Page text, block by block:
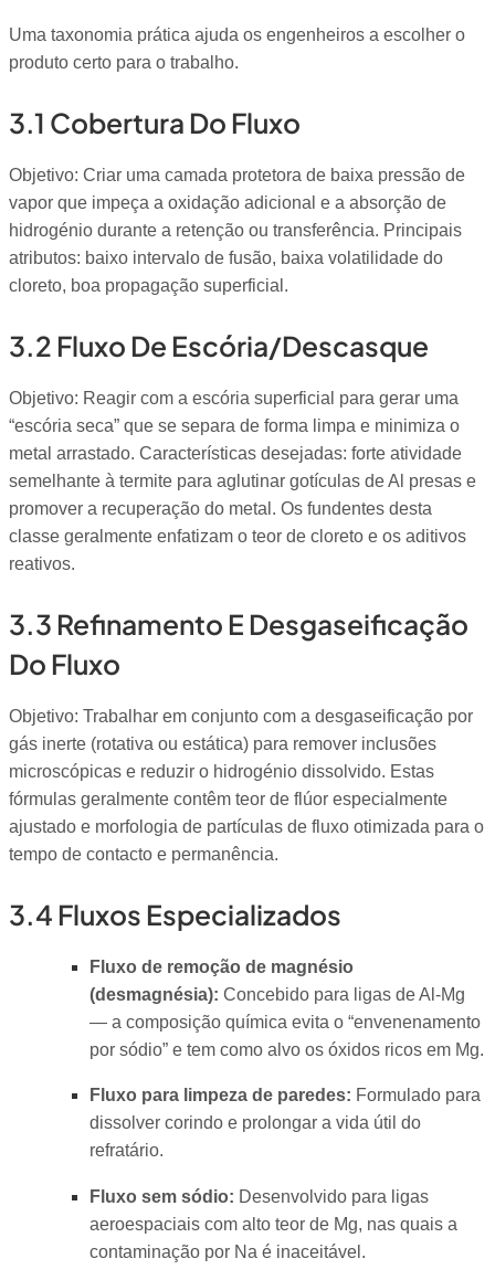
Uma taxonomia prática ajuda os engenheiros a escolher o
produto certo para o trabalho.
3.1 Cobertura Do Fluxo
Objetivo: Criar uma camada protetora de baixa pressão de
vapor que impeça a oxidação adicional e a absorção de
hidrogénio durante a retenção ou transferência. Principais
atributos: baixo intervalo de fusão, baixa volatilidade do
cloreto, boa propagação superficial.
3.2 Fluxo De Escória/descasque
Objetivo: Reagir com a escória superficial para gerar uma
“escória seca” que se separa de forma limpa e minimiza o
metal arrastado. Características desejadas: forte atividade
semelhante à termite para aglutinar gotículas de Al presas e
promover a recuperação do metal. Os fundentes desta
classe geralmente enfatizam o teor de cloreto e os aditivos
reativos.
3.3 Refinamento E Desgaseificação
Do Fluxo
Objetivo: Trabalhar em conjunto com a desgaseificação por
gás inerte (rotativa ou estática) para remover inclusões
microscópicas e reduzir o hidrogénio dissolvido. Estas
fórmulas geralmente contêm teor de flúor especialmente
ajustado e morfologia de partículas de fluxo otimizada para o
tempo de contacto e permanência.
3.4 Fluxos Especializados
Fluxo de remoção de magnésio
(desmagnésia): Concebido para ligas de Al-Mg
— a composição química evita o “envenenamento
por sódio” e tem como alvo os óxidos ricos em Mg.
Fluxo para limpeza de paredes: Formulado para
dissolver corindo e prolongar a vida útil do
refratário.
Fluxo sem sódio: Desenvolvido para ligas
aeroespaciais com alto teor de Mg, nas quais a
contaminação por Na é inaceitável.